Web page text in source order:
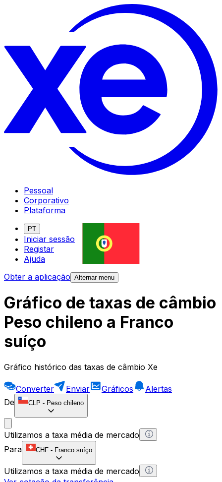
Pessoal
Corporativo
Plataforma
PT
Iniciar sessão
Registar
Ajuda
Obter a aplicação Alternar menu
Gráfico de taxas de câmbio
Peso chileno a Franco
suíço
Gráfico histórico das taxas de câmbio Xe
Converter Enviar Gráficos
Alertas
De
CLP - Peso chileno
Utilizamos a taxa média de mercado
Para
CHF - Franco suíço
Utilizamos a taxa média de mercado